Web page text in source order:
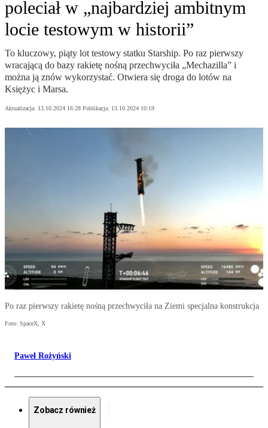
poleciał w „najbardziej ambitnym
locie testowym w historii”
To kluczowy, piąty lot testowy statku Starship. Po raz pierwszy
wracającą do bazy rakietę nośną przechwyciła „Mechazilla” i
można ją znów wykorzystać. Otwiera się droga do lotów na
Księżyc i Marsa.
Aktualizacja: 13.10.2024 16:28 Publikacja: 13.10.2024 10:19
Po raz pierwszy rakietę nośną przechwyciła na Ziemi specjalna konstrukcja
Foto: SpaceX, X
Paweł Rożyński
Zobacz również